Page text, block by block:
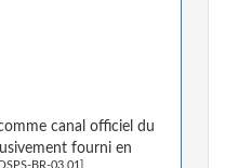
canal officiel du
fourni en